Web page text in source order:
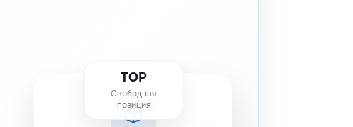
TOP
Свободная
позиция